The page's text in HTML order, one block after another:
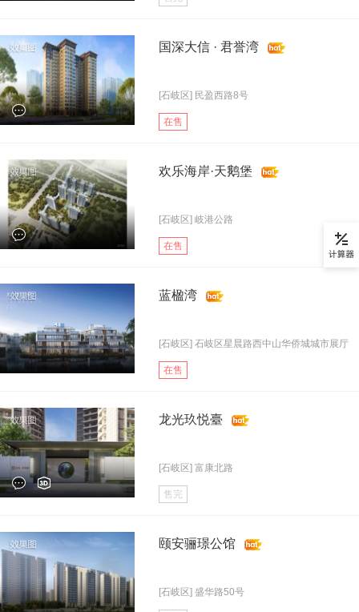
国深大信 · 君誉湾
[石岐区] 民盈西路8号
在售
欢乐海岸·天鹅堡
[石岐区] 岐港公路
在售
蓝楹湾
[石岐区] 石岐区星晨路西中山华侨城城市展厅
在售
龙光玖悦臺
[石岐区] 富康北路
售完
颐安骊璟公馆
[石岐区] 盛华路50号